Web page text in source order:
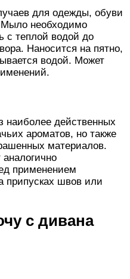
для одежды, обуви
Мыло необходимо
с теплой водой до
Наносится на пятно,
водой. Может
наиболее действенных
ароматов, но также
материалов.
применением
припусках швов или
с дивана